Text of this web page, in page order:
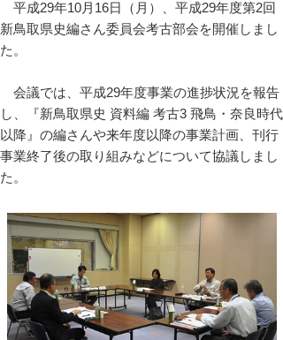
平成29年10月16日（月）、平成29年度第2回
新鳥取県史編さん委員会考古部会を開催しまし
た。
会議では、平成29年度事業の進捗状況を報告
し、『新鳥取県史 資料編 考古3 飛鳥・奈良時代
以降』の編さんや来年度以降の事業計画、刊行
事業終了後の取り組みなどについて協議しまし
た。